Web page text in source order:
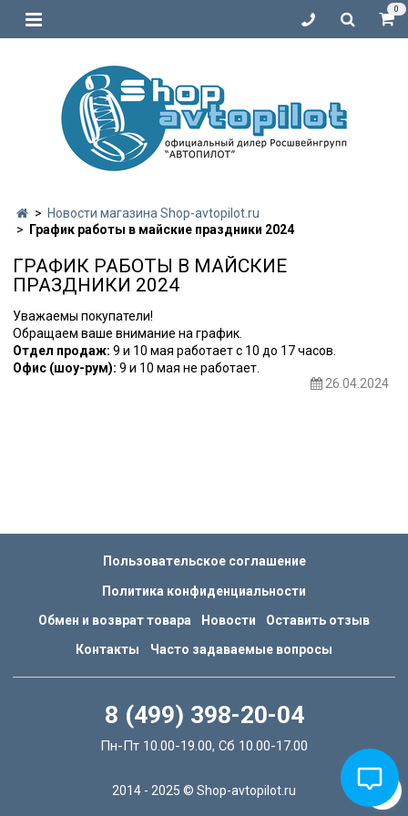
0
Новости магазина Shop-avtopilot.ru
График работы в майские праздники 2024
ГРАФИК РАБОТЫ В МАЙСКИЕ
ПРАЗДНИКИ 2024
Уважаемы покупатели!
Обращаем ваше внимание на график.
Отдел продаж: 9 и 10 мая работает с 10 до 17 часов.
Офис (шоу-рум): 9 и 10 мая не работает.
26.04.2024
Пользовательское соглашение
Политика конфиденциальности
Обмен и возврат товара Новости Оставить отзыв
Контакты Часто задаваемые вопросы
8 (499) 398-20-04
Пн-Пт 10.00-19.00, Сб 10.00-17.00
2014 - 2025 © Shop-avtopilot.ru